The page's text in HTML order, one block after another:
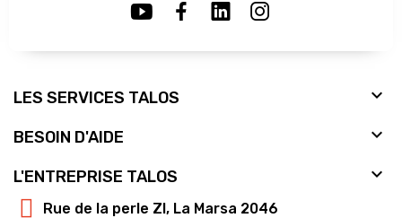
LES SERVICES TALOS 
BESOIN D'AIDE 
L'ENTREPRISE TALOS 
Rue de la perle ZI, La Marsa 2046